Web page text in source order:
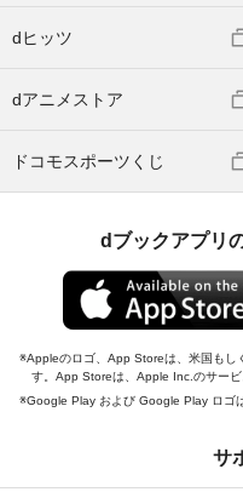
dヒッツ
dアニメストア
ドコモスポーツくじ
dブックアプリ
Appleのロゴ、App Storeは、米国もし
す。App Storeは、Apple Inc.のサービ
Google Play および Google Play ロゴ
サ